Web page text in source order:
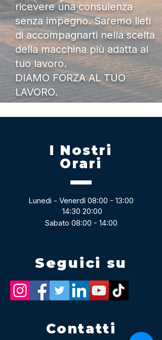
ricevere una consulenza
senza impegno. Saremo lieti
di accompagnarti nella scelta
della macchina più adatta al
tuo lavoro.
DIAMO FORZA AL TUO
LAVORO.
I Nostri
Orari
Lunedi - Venerdì 08:00 - 13:00
14:30 20:00
Sabato 08:00 - 14:00
Seguici su
Contatti